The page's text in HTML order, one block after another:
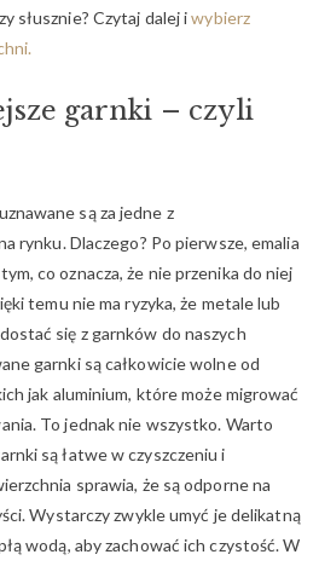
słusznie? Czytaj dalej iwybierz
garnki – czyli
są za jedne z
rynku. Dlaczego? Po pierwsze, emalia
co oznacza, że nie przenika do niej
temu nie ma ryzyka, że metale lub
się z garnków do naszych
garnki są całkowicie wolne od
jak aluminium, które może migrować
To jednak nie wszystko. Warto
są łatwe w czyszczeniu i
sprawia, że ​​są odporne na
Wystarczy zwykle umyć je delikatną
wodą, aby zachować ich czystość. W